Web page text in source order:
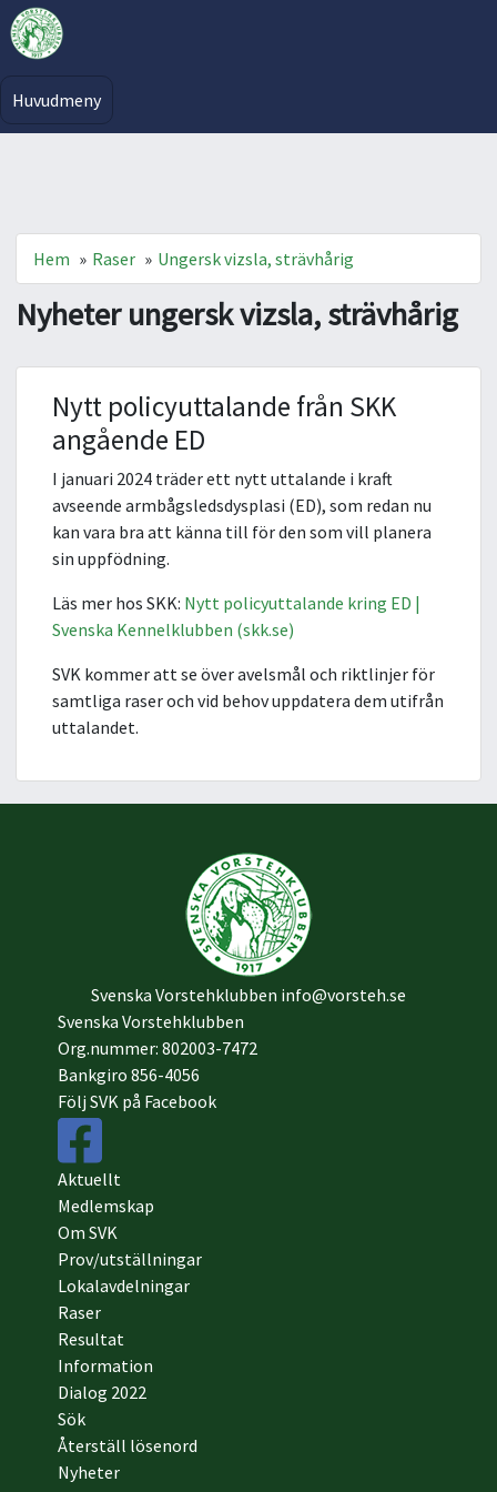
Huvudmeny
Hem » Raser » Ungersk vizsla, strävhårig
Nyheter ungersk vizsla, strävhårig
Nytt policyuttalande från SKK
angående ED
I januari 2024 träder ett nytt uttalande i kraft
avseende armbågsledsdysplasi (ED), som redan nu
kan vara bra att känna till för den som vill planera
sin uppfödning.
Läs mer hos SKK: Nytt policyuttalande kring ED |
Svenska Kennelklubben (skk.se)
SVK kommer att se över avelsmål och riktlinjer för
samtliga raser och vid behov uppdatera dem utifrån
uttalandet.
Svenska Vorstehklubben info@vorsteh.se
Svenska Vorstehklubben
Org.nummer: 802003-7472
Bankgiro 856-4056
Följ SVK på Facebook
Aktuellt
Medlemskap
Om SVK
Prov/utställningar
Lokalavdelningar
Raser
Resultat
Information
Dialog 2022
Sök
Återställ lösenord
Nyheter